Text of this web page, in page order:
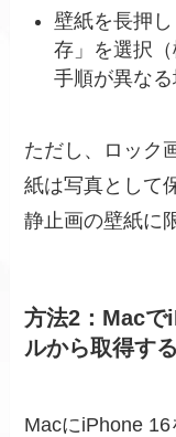
壁紙を長押
存」を選択
手順が異なる
ただし、ロック
紙は写真として
静止画の壁紙に
方法2：Macで
ルから取得する
MacにiPhone